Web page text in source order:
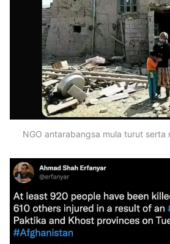
NGO antarabangsa mula turut serta